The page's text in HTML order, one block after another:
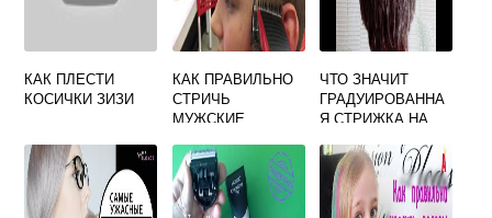
КАК ПЛЕСТИ
КОСИЧКИ ЗИЗИ
КАК ПРАВИЛЬНО
СТРИЧЬ
МУЖСКИЕ
ЧТО ЗНАЧИТ
ГРАДУИРОВАННА
Я СТРИЖКА НА
ВОЛОСЫ